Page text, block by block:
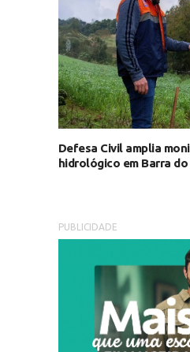
Defesa Civil amplia
hidrológico em Barra
PUBLICIDADE